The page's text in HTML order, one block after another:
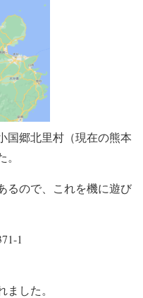
国郷北里村（現在の熊本
るので、これを機に遊び
1
した。